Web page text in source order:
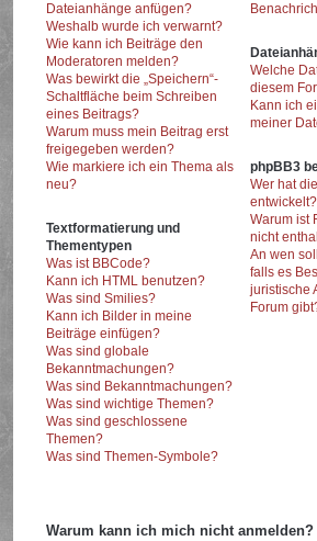
Dateianhänge anfügen?
Weshalb wurde ich verwarnt?
Wie kann ich Beiträge den
Moderatoren melden?
Was bewirkt die „Speichern“-
Schaltfläche beim Schreiben
eines Beitrags?
Warum muss mein Beitrag erst
freigegeben werden?
Wie markiere ich ein Thema als
neu?
Textformatierung und
Thementypen
Was ist BBCode?
Kann ich HTML benutzen?
Was sind Smilies?
Kann ich Bilder in meine
Beiträge einfügen?
Was sind globale
Bekanntmachungen?
Was sind Bekanntmachungen?
Was sind wichtige Themen?
Was sind geschlossene
Themen?
Was sind Themen-Symbole?
Welche
diesem
Kann ich
meiner
phpBB3
Wer hat
entwickelt?
Warum ist
nicht
An wen
falls es
juristische
Forum
Warum kann ich mich nicht anmelden?